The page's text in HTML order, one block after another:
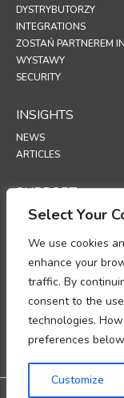
Select Your
We use cookies
enhance your
traffic. By
consent to the
technologies.
preferences
Customize
DYSTRYBUTORZY
INTEGRATIONS
ZOSTAŃ PARTNEREM
WYSTAWY
SECURITY
INSIGHTS
NEWS
ARTICLES
SUPPORT
TECHNICAL PORTAL
POLICIES
POLITYKA
POLITYKA PLIKÓW
MEMORANDUM
OSOBOWYCH
DODATEK